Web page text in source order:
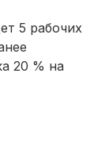
5 рабочих
20 % на